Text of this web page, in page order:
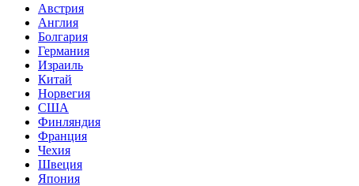
Австрия
Англия
Болгария
Германия
Израиль
Китай
Норвегия
США
Финляндия
Франция
Чехия
Швеция
Япония